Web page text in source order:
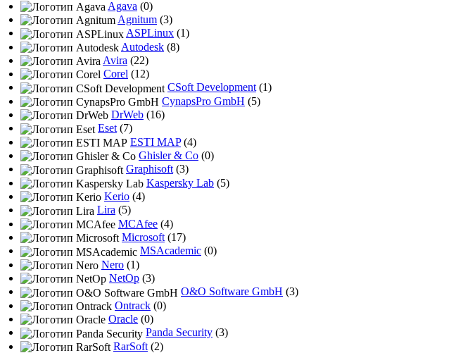
Agava (0)
Agnitum (3)
ASPLinux (1)
Autodesk (8)
Avira (22)
Corel (12)
CSoft Development(1)
CynapsPro GmbH (5)
DrWeb (16)
Eset(7)
ESTI MAP(4)
Ghisler & Co (0)
Graphisoft(3)
Kaspersky Lab (5)
Kerio (4)
Lira (5)
MCAfee (4)
Microsoft (17)
MSAcademic (0)
Nero (1)
NetOp (3)
O&O Software GmbH (3)
Ontrack (0)
Oracle (0)
Panda Security (3)
RarSoft (2)